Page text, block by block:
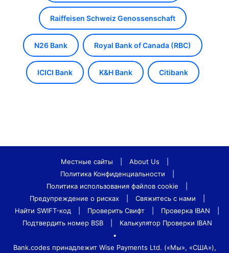
Raiffeisen Schweiz Genossenschaft
N26 Bank Royal Bank of Canada (RBC)
ICICI Bank K&H Bank Citibank
Местные сайты About Us
Политика Конфиденциальности
Политика использования файлов cookie
Предупреждение о рисках
Свяжитесь с нами
Найти SWIFT-код
Проверить Свифт Проверка IBAN
Подтвердить номер BSB
Калькулятор Проверки IBAN
•
Bank.codes принадлежит Wise Payments Ltd. («Мы», «США»),